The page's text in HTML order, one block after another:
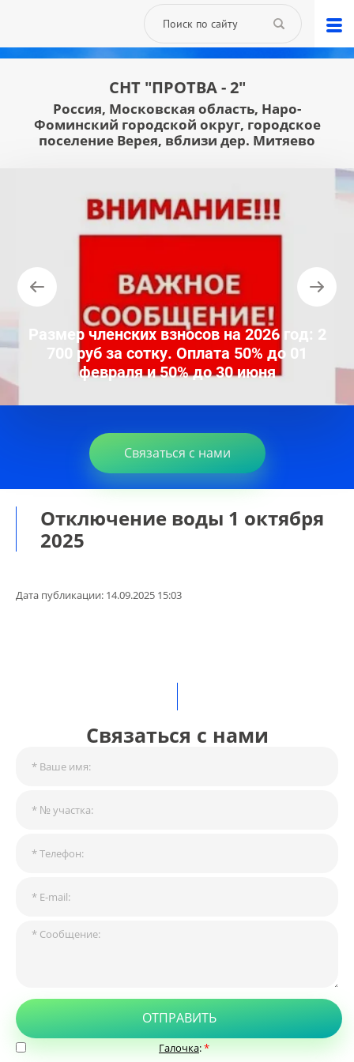
СНТ "ПРОТВА - 2"
Россия, Московская область, Наро-
Фоминский городской округ, городское
поселение Верея, вблизи дер. Митяево
Размер членских взносов на 2026 год: 2
700 руб за сотку. Оплата 50% до 01
февраля и 50% до 30 июня
Связаться с нами
Отключение воды 1 октября
2025
Дата публикации: 14.09.2025 15:03
Связаться с нами
ОТПРАВИТЬ
Галочка:*